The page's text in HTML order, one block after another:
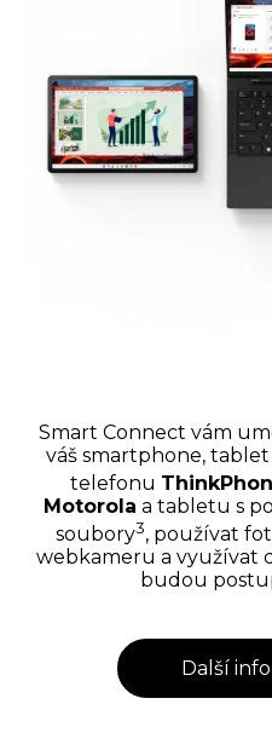
Smart Connect vám
váš smartphone,
telefonu
Motorola a tabletu s
soubory3, používat
webkameru a využívat
budou
Další